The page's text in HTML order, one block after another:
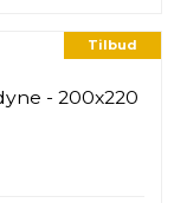
Tilbud
- 200x220